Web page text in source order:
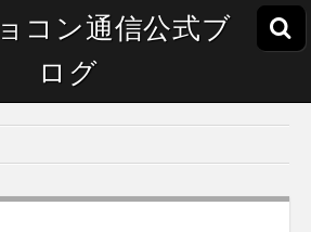
コン通信公式ブ
ログ